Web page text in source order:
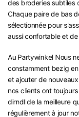
des broderies subtiles
Chaque paire de bas
sélectionnée pour
aussi confortable et
Au Partywinkel Nous
constamment bezig
et ajouter de
nos clients ont
dirndl de la meilleure
régulièrement à jour